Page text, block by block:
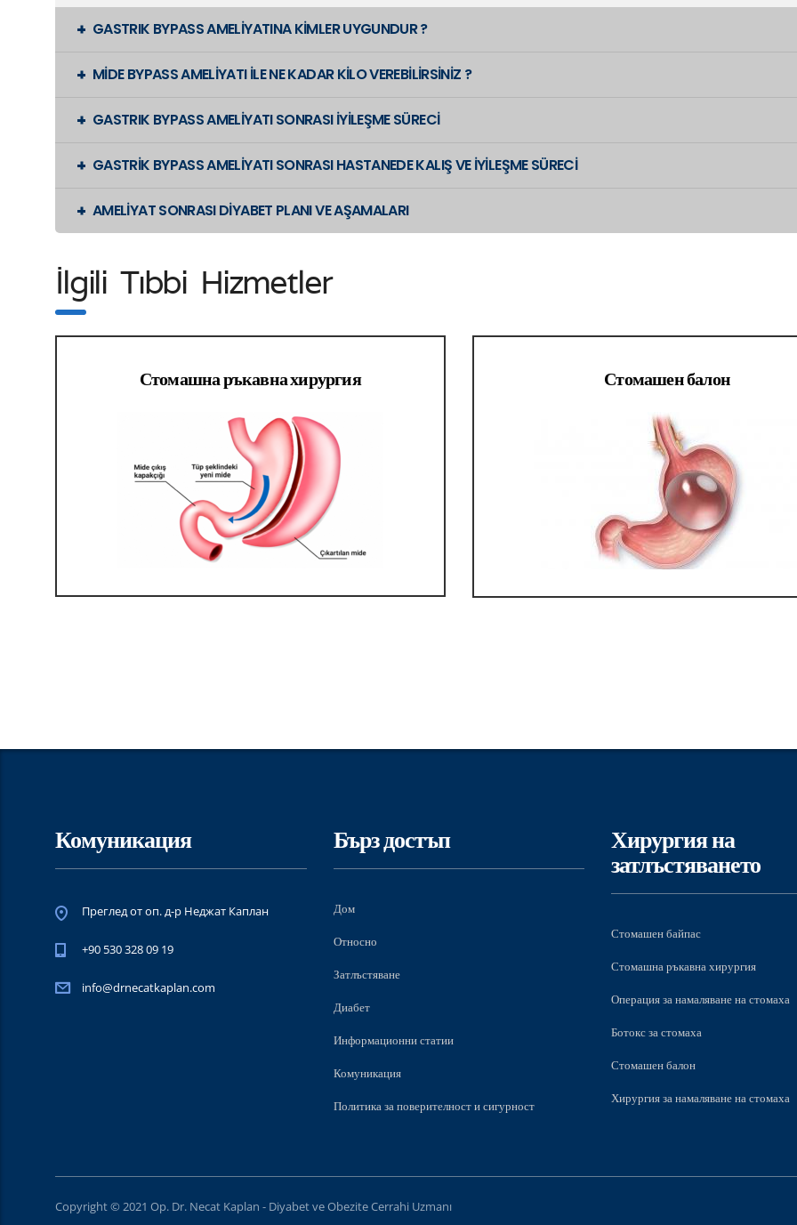
GASTRIK BYPASS AMELİYATINA KİMLER UYGUNDUR ?
MİDE BYPASS AMELİYATI İLE NE KADAR KİLO VEREBİLİRSİNİZ ?
GASTRIK BYPASS AMELİYATI SONRASI İYİLEŞME SÜRECİ
GASTRİK BYPASS AMELİYATI SONRASI HASTANEDE KALIŞ VE İYİLEŞME SÜRECİ
AMELİYAT SONRASI DİYABET PLANI VE AŞAMALARI
İlgili Tıbbi Hizmetler
Стомашна ръкавна хирургия Стомашен балон
Комуникация
Преглед от оп. д-р Неджат Каплан
+90 530 328 09 19
info@drnecatkaplan.com
Бърз достъп
Дом
Относно
Затлъстяване
Диабет
Информационни статии
Комуникация
Политика за поверителност и сигурност
Хирургия на
затлъстяването
Стомашен байпас
Стомашна ръкавна хирургия
Операция за намаляване на стомаха
Ботокс за стомаха
Стомашен балон
Хирургия за намаляване на стомаха
Copyright © 2021 Op. Dr. Necat Kaplan - Diyabet ve Obezite Cerrahi Uzmanı